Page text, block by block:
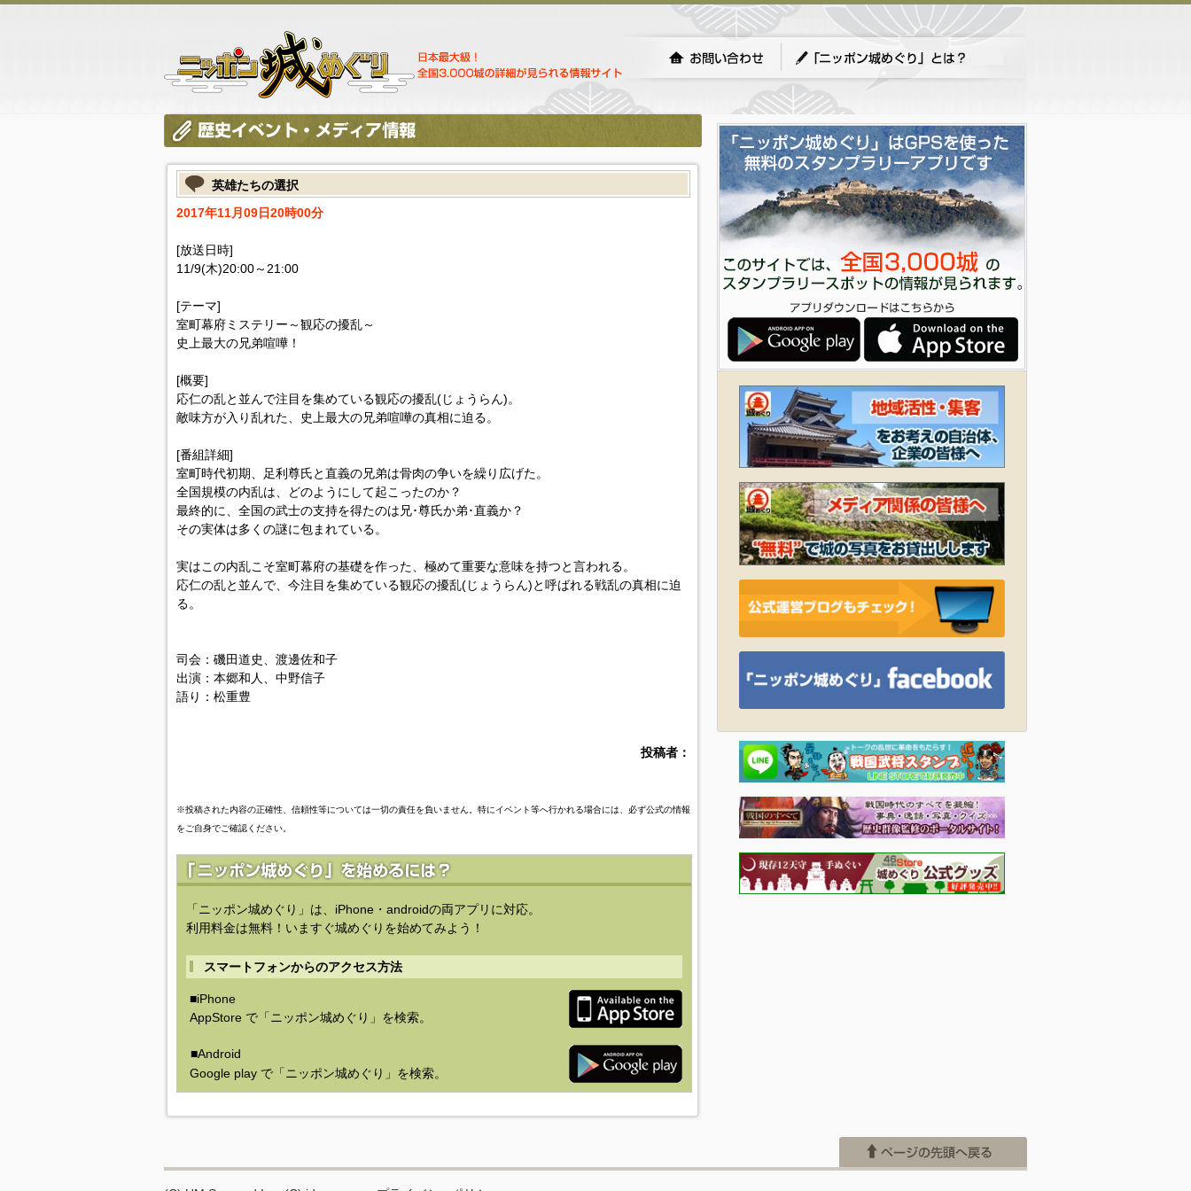
英雄たちの選択
2017年11月09日20時00分
[放送日時]
11/9(木)20:00～21:00
[テーマ]
室町幕府ミステリー～観応の擾乱～
史上最大の兄弟喧嘩！
[概要]
応仁の乱と並んで注目を集めている観応の擾乱(じょうらん)。
敵味方が入り乱れた、史上最大の兄弟喧嘩の真相に迫る。
[番組詳細]
室町時代初期、足利尊氏と直義の兄弟は骨肉の争いを繰り広げた。
全国規模の内乱は、どのようにして起こったのか？
最終的に、全国の武士の支持を得たのは兄･尊氏か弟･直義か？
その実体は多くの謎に包まれている。
実はこの内乱こそ室町幕府の基礎を作った、極めて重要な意味を持つと言われる。
応仁の乱と並んで、今注目を集めている観応の擾乱(じょうらん)と呼ばれる戦乱の真相に迫
る。
司会：磯田道史、渡邊佐和子
出演：本郷和人、中野信子
語り：松重豊
投稿者：
※投稿された内容の正確性、信頼性等については一切の責任を負いません。特にイベント等へ行かれる場合には、必ず公式の情報
をご自身でご確認ください。
「ニッポン城めぐり」は、iPhone・androidの両アプリに対応。
利用料金は無料！いますぐ城めぐりを始めてみよう！
スマートフォンからのアクセス方法
■iPhone
AppStore で「ニッポン城めぐり」を検索。
■Android
Google play で「ニッポン城めぐり」を検索。